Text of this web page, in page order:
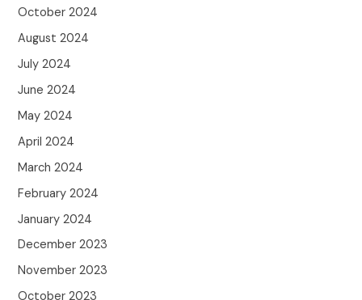
October 2024
August 2024
July 2024
June 2024
May 2024
April 2024
March 2024
February 2024
January 2024
December 2023
November 2023
October 2023